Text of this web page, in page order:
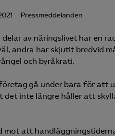
Pressmeddelanden
av näringslivet har en
andra har skjutit bredvid
och byråkrati.
gå under bara för att
det inte längre håller att
mot att